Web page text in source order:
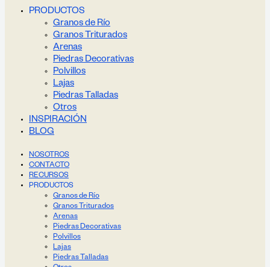
PRODUCTOS
Granos de Río
Granos Triturados
Arenas
Piedras Decorativas
Polvillos
Lajas
Piedras Talladas
Otros
INSPIRACIÓN
BLOG
NOSOTROS
CONTACTO
RECURSOS
PRODUCTOS
Granos de Río
Granos Triturados
Arenas
Piedras Decorativas
Polvillos
Lajas
Piedras Talladas